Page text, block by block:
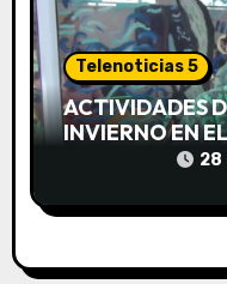
Telenoticias 5
ACTIVIDADES
INVIERNO EN
COMUNITARIO
28